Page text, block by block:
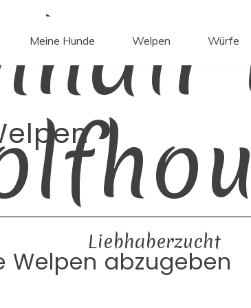
Liebhaberzucht
Meine Hunde Welpen Würfe
Welpen abzugeben